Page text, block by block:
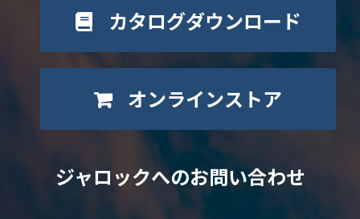
カタログダウンロード
オンラインストア
ジャロックへのお問い合わせ